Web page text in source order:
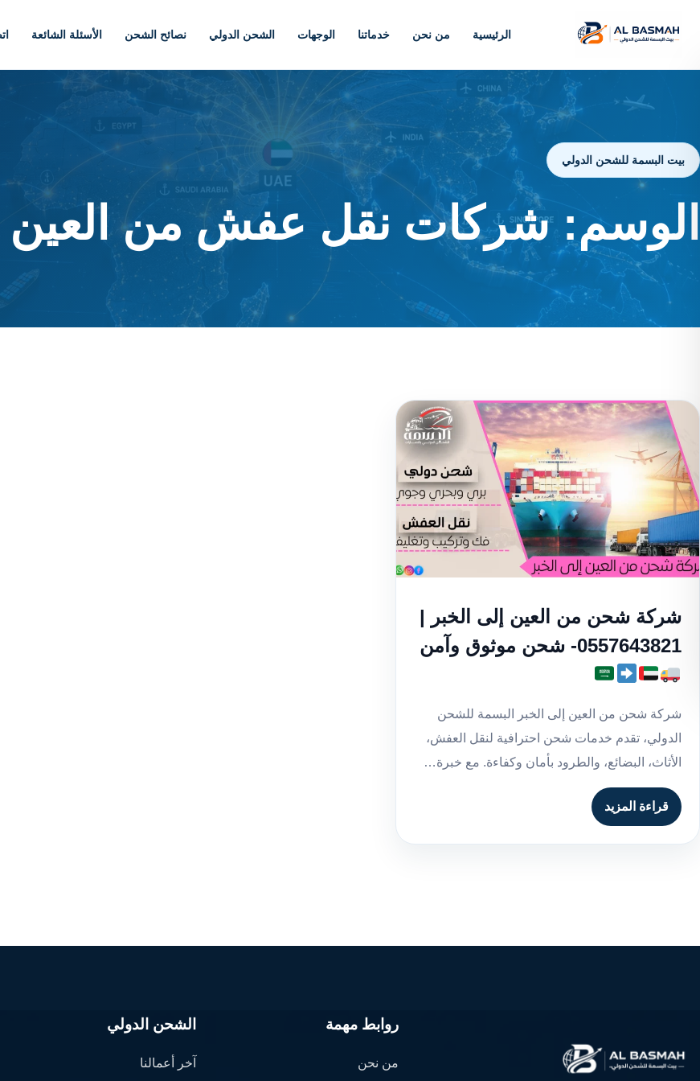
الرئيسية من نحن خدماتنا الوجهات الشحن الدولي نصائح الشحن الأسئلة الشائعة
بيت البسمة للشحن الدولي
الوسم:شركات نقل عفش من العين
شركة شحن من العين إلى الخبر |
0557643821- شحن موثوق وآمن
شركة شحن من العين إلى الخبر البسمة للشحن
الدولي، تقدم خدمات شحن احترافية لنقل العفش،
الأثاث، البضائع، والطرود بأمان وكفاءة. مع خبرة…
قراءة المزيد
روابط مهمة
من نحن
الشحن الدولي
آخر أعمالنا